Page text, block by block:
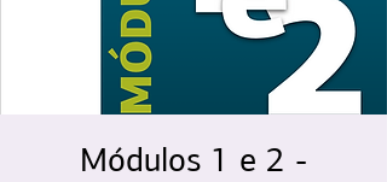
Módulos 1 e 2 -